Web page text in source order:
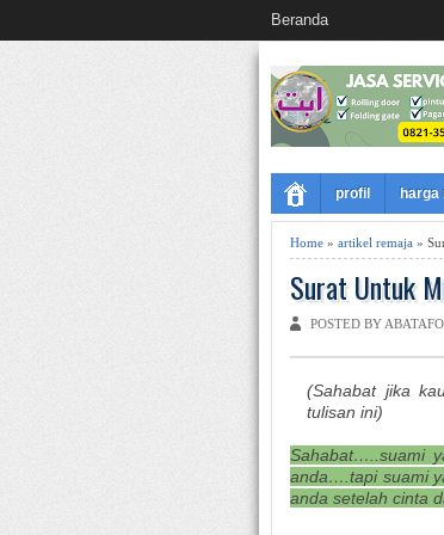
Beranda
profil harga
Home » artikel remaja »
Surat Untuk
POSTED BY
(Sahabat jika
tulisan ini)
Sahabat…..suami
anda….tapi suami
anda setelah cinta